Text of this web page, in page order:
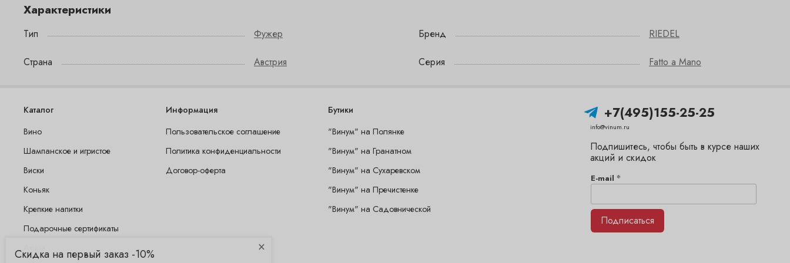
Характеристики
Тип Фужер Бренд RIEDEL
Страна Австрия Серия Fatto a Mano
Каталог
Вино
Шампанское и игристое
Виски
Коньяк
Крепкие напитки
Подарочные сертификаты
Информация
Пользовательское соглашение
Политика конфиденциальности
Договор-оферта
Бутики
"Винум" на Полянке
"Винум" на Гранатном
"Винум" на Сухаревском
"Винум" на Пречистенке
"Винум" на Садовнической
+7(495)155-25-25
info@vinum.ru
Подпишитесь, чтобы быть в курсе наших
акций и скидок
E-mail *
Подписаться
×
Скидка на первый заказ -10%